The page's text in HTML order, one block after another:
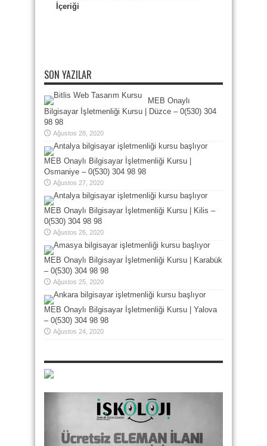
İçeriği
SON YAZILAR
MEB Onaylı
Bilgisayar İşletmenliği Kursu | Düzce – 0(530) 304
98 98
Ağustos 28, 2020
MEB Onaylı Bilgisayar İşletmenliği Kursu |
Osmaniye – 0(530) 304 98 98
Ağustos 27, 2020
MEB Onaylı Bilgisayar İşletmenliği Kursu | Kilis –
0(530) 304 98 98
Ağustos 26, 2020
MEB Onaylı Bilgisayar İşletmenliği Kursu | Karabük
– 0(530) 304 98 98
Ağustos 25, 2020
MEB Onaylı Bilgisayar İşletmenliği Kursu | Yalova
– 0(530) 304 98 98
Ağustos 24, 2020